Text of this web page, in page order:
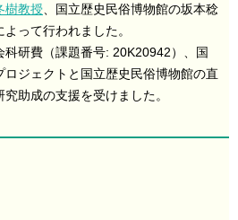
樹教授 、国立歴史民俗博物館の坂本稔
って行われました。
研費（課題番号: 20K20942）、国
ジェクトと国立歴史民俗博物館の直
助成の支援を受けました。